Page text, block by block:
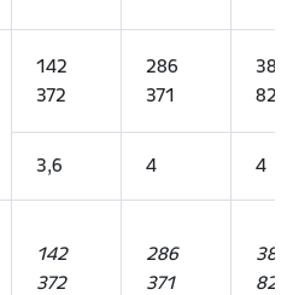
142
372
286
371
381
821
3,6 4 4
142
372
286
371
381
821